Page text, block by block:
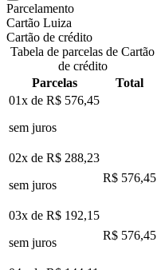
Parcelamento
Cartão Luiza
Cartão de crédito
Tabela de parcelas de Cartão
de crédito
Parcelas
Total
01x de R$ 576,45
sem juros
02x de R$ 288,23
sem juros
R$ 576,45
03x de R$ 192,15
sem juros
R$ 576,45